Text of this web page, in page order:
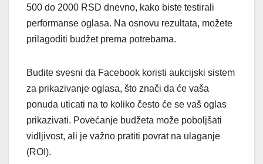
500 do 2000 RSD dnevno, kako biste testirali
performanse oglasa. Na osnovu rezultata, možete
prilagoditi budžet prema potrebama.
Budite svesni da Facebook koristi aukcijski sistem
za prikazivanje oglasa, što znači da će vaša
ponuda uticati na to koliko često će se vaš oglas
prikazivati. Povećanje budžeta može poboljšati
vidljivost, ali je važno pratiti povrat na ulaganje
(ROI).